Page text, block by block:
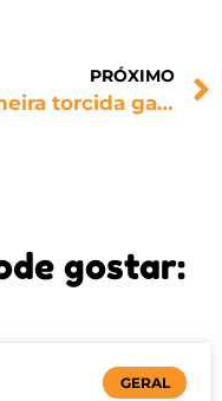
PRÓXIMO
Primeira torcida gay do Brasil, Coligay vira série e reforça diversidade
gostar:
GERAL